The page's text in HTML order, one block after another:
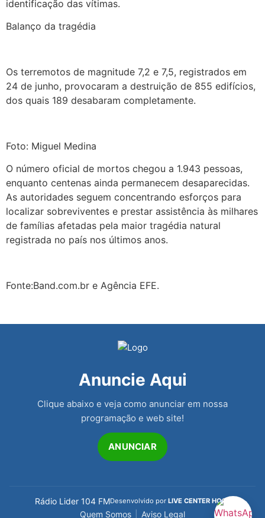
identificação das vítimas.
Balanço da tragédia
Os terremotos de magnitude 7,2 e 7,5, registrados em
24 de junho, provocaram a destruição de 855 edifícios,
dos quais 189 desabaram completamente.
Foto: Miguel Medina
O número oficial de mortos chegou a 1.943 pessoas,
enquanto centenas ainda permanecem desaparecidas.
As autoridades seguem concentrando esforços para
localizar sobreviventes e prestar assistência às milhares
de famílias afetadas pela maior tragédia natural
registrada no país nos últimos anos.
Fonte:Band.com.br e Agência EFE.
Anuncie Aqui
Clique abaixo e veja como anunciar em nossa
programação e web site!
ANUNCIAR
Rádio Lider 104 FMDesenvolvido por LIVE CENTER HOST
Quem Somos Aviso Legal